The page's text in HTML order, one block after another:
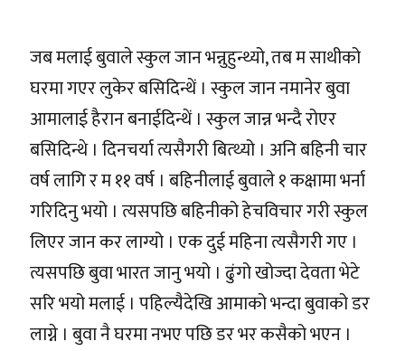
जब मलाई बुवाले स्कुल जान भन्नुहुन्थ्यो, तब म साथीको
घरमा गएर लुकेर बसिदिन्थें । स्कुल जान नमानेर बुवा
आमालाई हैरान बनाईदिन्थें । स्कुल जान्न भन्दै रोएर
बसिदिन्थे । दिनचर्या त्यसैगरी बित्थ्यो । अनि बहिनी चार
वर्ष लागि र म ११ वर्ष । बहिनीलाई बुवाले १ कक्षामा भर्ना
गरिदिनु भयो । त्यसपछि बहिनीको हेचविचार गरी स्कुल
लिएर जान कर लाग्यो । एक दुई महिना त्यसैगरी गए ।
त्यसपछि बुवा भारत जानु भयो । ढुंगो खोज्दा देवता भेटे
सरि भयो मलाई । पहिल्यैदेखि आमाको भन्दा बुवाको डर
लाग्ने । बुवा नै घरमा नभए पछि डर भर कसैको भएन ।